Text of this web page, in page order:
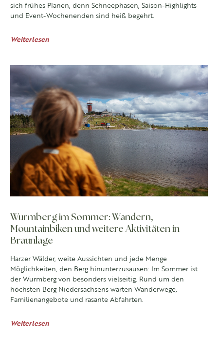
sich frühes Planen, denn Schneephasen, Saison-Highlights
und Event-Wochenenden sind heiß begehrt.
Weiterlesen
Wurmberg im Sommer: Wandern,
Mountainbiken und weitere Aktivitäten in
Braunlage
Harzer Wälder, weite Aussichten und jede Menge
Möglichkeiten, den Berg hinunterzusausen: Im Sommer ist
der Wurmberg von besonders vielseitig. Rund um den
höchsten Berg Niedersachsens warten Wanderwege,
Familienangebote und rasante Abfahrten.
Weiterlesen